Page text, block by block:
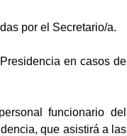
por el Secretario/a.
en casos de
funcionario del
que asistirá a las